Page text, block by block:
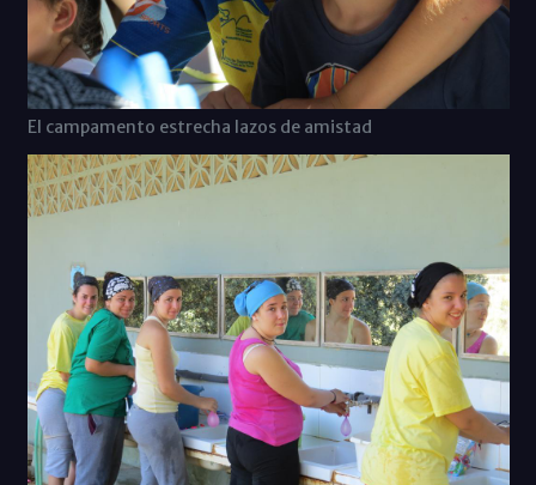
El campamento estrecha lazos de amistad